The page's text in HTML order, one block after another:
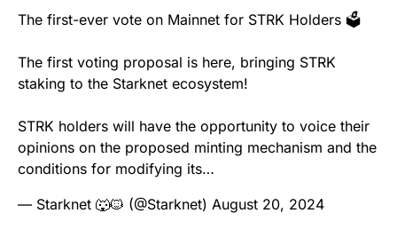
The first-ever vote on Mainnet for STRK Holders 🗳️
The first voting proposal is here, bringing STRK
staking to the Starknet ecosystem!
STRK holders will have the opportunity to voice their
opinions on the proposed minting mechanism and the
conditions for modifying its…
— Starknet 🐺🐱 (@Starknet) August 20, 2024